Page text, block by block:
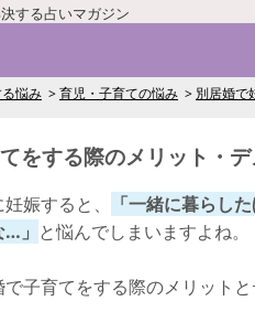
する占いマガジン
悩み 育児・子育ての悩み 別居婚で
をする際のメリット・
娠すると、
「一緒に暮らし
」 と悩んでしまいますよね。
子育てをする際のメリットと